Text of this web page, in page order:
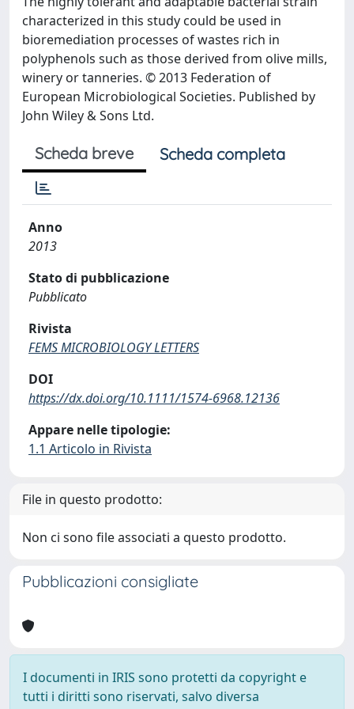
characterized in this study could be used in
bioremediation processes of wastes rich in
polyphenols such as those derived from olive mills,
winery or tanneries. © 2013 Federation of
European Microbiological Societies. Published by
John Wiley & Sons Ltd.
Scheda breve Scheda completa
Anno
2013
Stato di pubblicazione
Pubblicato
Rivista
FEMS MICROBIOLOGY LETTERS
DOI
https://dx.doi.org/10.1111/1574-6968.12136
Appare nelle tipologie:
1.1 Articolo in Rivista
File in questo prodotto:
Non ci sono file associati a questo prodotto.
Pubblicazioni consigliate
I documenti in IRIS sono protetti da copyright e
tutti i diritti sono riservati, salvo diversa